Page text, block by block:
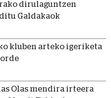
dirulaguntzen
Galdakaok
kluben arteko igeriketa
Olas mendira irteera